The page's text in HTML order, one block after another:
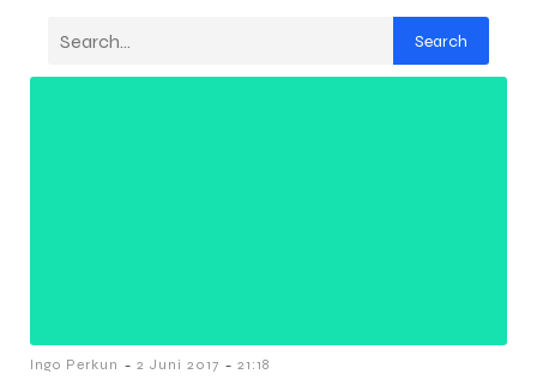
Search
Ingo Perkun - 2 Juni 2017 - 21:18